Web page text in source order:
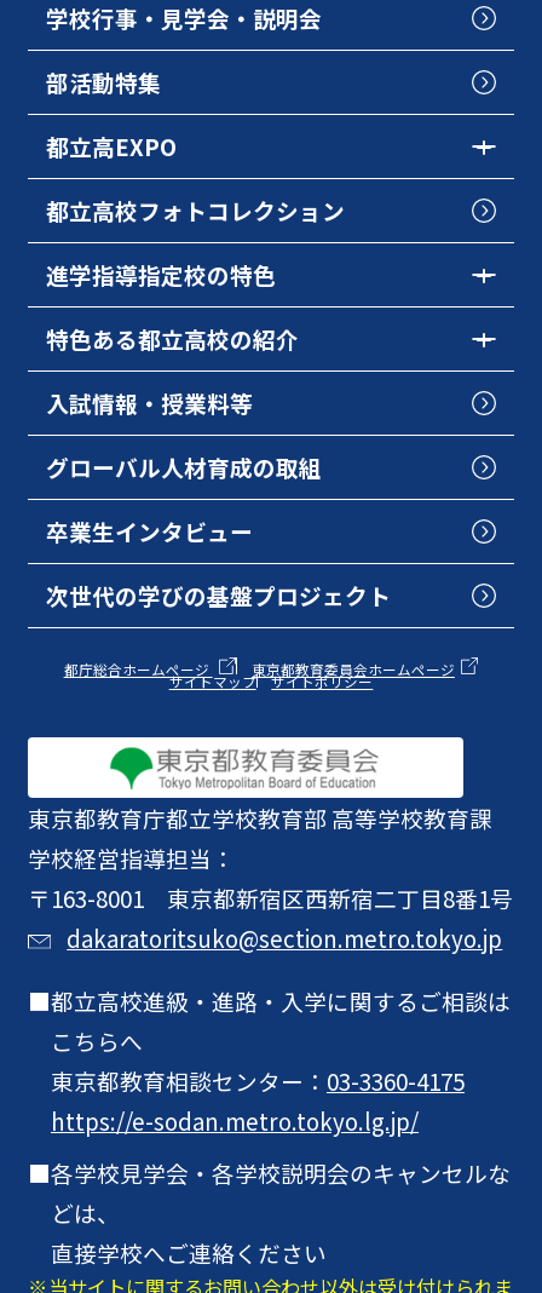
東京都教育庁都立学校教育部 高等学校教育課
学校経営指導担当：
〒163-8001 東京都新宿区西新宿二丁目8番1号
dakaratoritsuko@section.metro.tokyo.jp
都立高校進級・進路・入学に関するご相談は
こちらへ
東京都教育相談センター： 03-3360-4175
https://e-sodan.metro.tokyo.lg.jp/
各学校見学会・各学校説明会のキャンセルな
どは、
直接学校へご連絡ください
当サイトに関するお問い合わせ以外は受け付けられま
学校行事・見学会・説明会
部活動特集
都立高EXPO
都立高校フォトコレクション
進学指導指定校の特色
特色ある都立高校の紹介
入試情報・授業料等
グローバル人材育成の取組
卒業生インタビュー
次世代の学びの基盤プロジェクト
都庁総合ホームページ 東京都教育委員会ホームページ
サイトマップ サイトポリシー